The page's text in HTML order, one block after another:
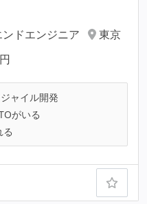
ドエンジニア
東京
ャイル開発
がいる
る